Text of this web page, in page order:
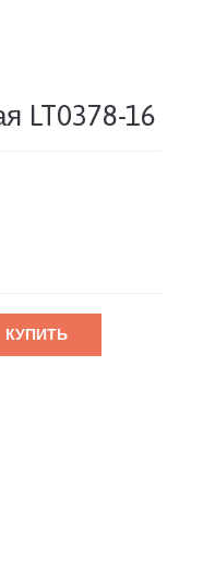
LT0378-16
КУПИТЬ